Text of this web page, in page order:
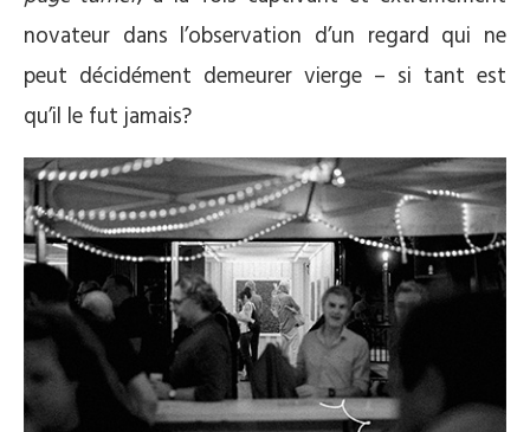
novateur dans l’observation d’un regard qui ne
peut décidément demeurer vierge – si tant est
qu’il le fut jamais?